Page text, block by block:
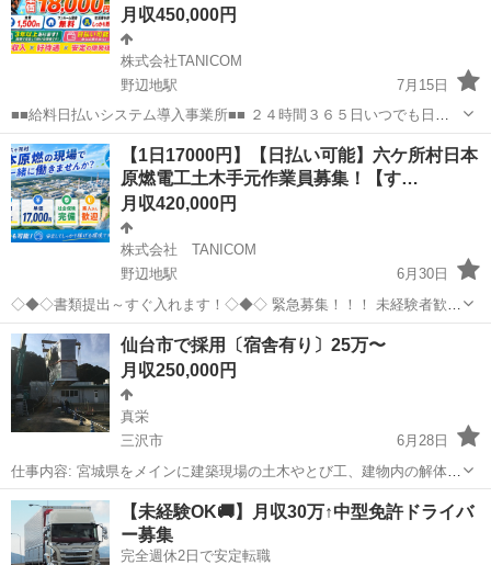
月収450,000円
株式会社TANICOM
野辺地駅
7月15日
■■給料日払いシステム導入事業所■■ ２４時間３６５日いつでも日払
いできます サイトを利用し誰にも知られることはありません スマホで
ポチッとするだけであなたの口座に着金 事前にお申し付けください
_/_/_...
青森 上北郡 野辺地駅 土木 社会保険
【1日17000円】【日払い可能】六ケ所村日本
原燃電工土木手元作業員募集！【す…
月収420,000円
株式会社 TANICOM
野辺地駅
6月30日
◇◆◇書類提出～すぐ入れます！◇◆◇ 緊急募集！！！ 未経験者歓
迎！ 無資格で絵入れます ◎工期 約３年程度あります ■■給料日払いシ
ステム導入事業所■■ ２４時間３６５日い...
青森 上北郡 野辺地駅 土木 未経験
仙台市で採用〔宿舎有り〕25万〜
月収250,000円
真栄
三沢市
6月28日
仕事内容: 宮城県をメインに建築現場の土木やとび工、建物内の解体。
職種は とび、土木工事全般(現場作業)の他に、電気、空調設備、解体
撤去揚重据付作業、太陽光工事などの現場作業に携わっていただきま
す。 求める人材: ...
青森 三沢市 鳶職
【未経験OK🚚】月収30万↑中型免許ドライバ
ー募集
完全週休2日で安定転職